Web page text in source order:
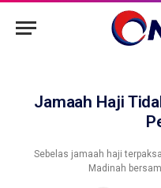
Jamaah Haji
Sebelas jamaah haji
Madinah